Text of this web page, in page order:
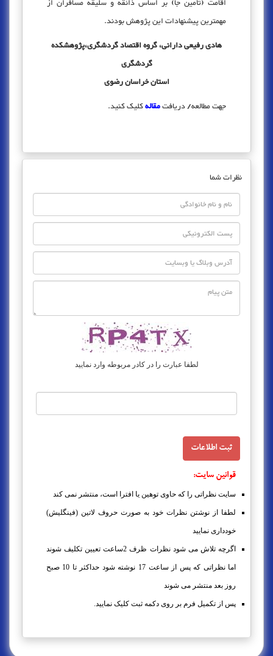
مهمترین پیشنهادات این پژوهش بودند.
هادی رفیعی دارانی، گروه اقتصاد گردشگری،پژوهشکده
گردشگری
استان خراسان رضوی
جهت مطالعه/ دریافتمقالهکلیک کنید.
نظرات شما
لطفا عبارت را در کادر مربوطه وارد نمایید
قوانین سایت:
سایت نظراتی را که حاوی توهین یا افترا است، منتشر نمی کند
لطفا از نوشتن نظرات خود به صورت حروف لاتین (فینگلیش)
خودداری نمایید
اگرچه تلاش می شود نظرات ظرف 2ساعت تعیین تکلیف شوند
اما نظراتی که پس از ساعت 17 نوشته شود حداکثر تا 10 صبح
روز بعد منتشر می شوند
پس از تکمیل فرم بر روی دکمه ثبت کلیک نمایید.